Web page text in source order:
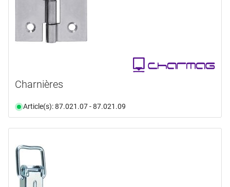
Charnières
Article(s): 87.021.07 - 87.021.09